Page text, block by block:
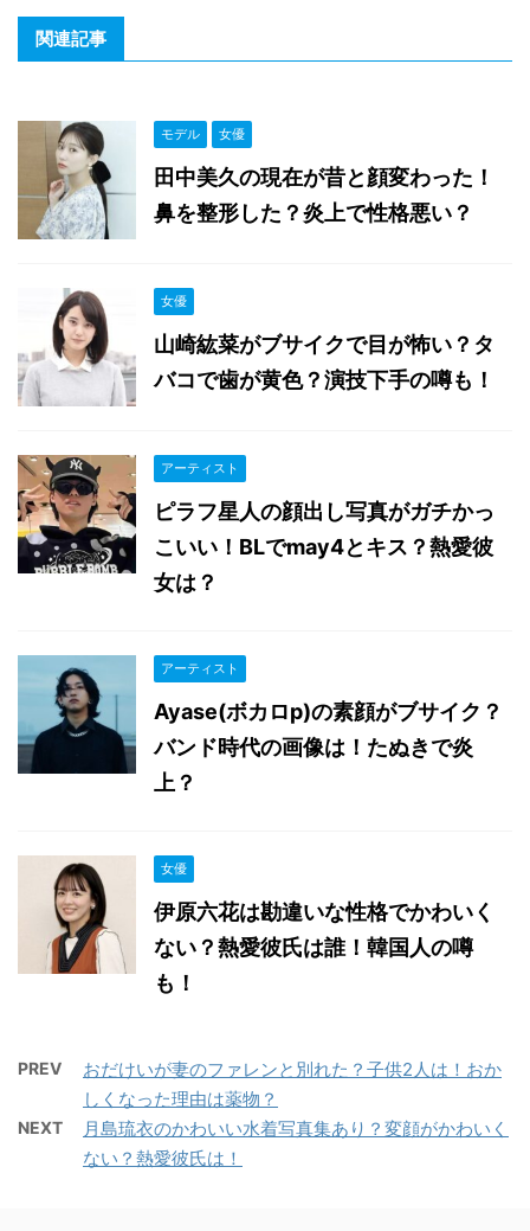
関連記事
モデル 女優
田中美久の現在が昔と顔変わった！
鼻を整形した？炎上で性格悪い？
女優
山崎紘菜がブサイクで目が怖い？タ
バコで歯が黄色？演技下手の噂も！
アーティスト
ピラフ星人の顔出し写真がガチかっ
こいい！BLでmay4とキス？熱愛彼
女は？
アーティスト
Ayase(ボカロp)の素顔がブサイク？
バンド時代の画像は！たぬきで炎
上？
女優
伊原六花は勘違いな性格でかわいく
ない？熱愛彼氏は誰！韓国人の噂
も！
PREV
おだけいが妻のファレンと別れた？子供2人は！おか
しくなった理由は薬物？
NEXT
月島琉衣のかわいい水着写真集あり？変顔がかわいく
ない？熱愛彼氏は！